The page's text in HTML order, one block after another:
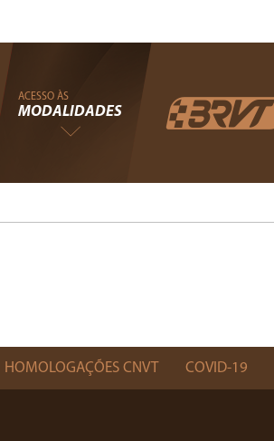
ACESSO ÀS
MODALIDADES
HOMOLOGAÇÕES CNVT COVID-19